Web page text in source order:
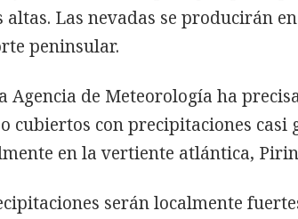
altas. Las nevadas se producirán
peninsular.
Agencia de Meteorología ha
cubiertos con precipitaciones casi
en la vertiente atlántica,
serán localmente